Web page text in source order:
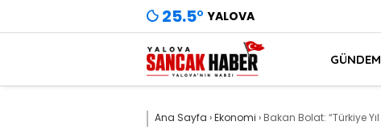
25.5° YALOVA
GÜNDEM
Ana Sayfa ›Ekonomi › Bakan Bolat: “Türkiye